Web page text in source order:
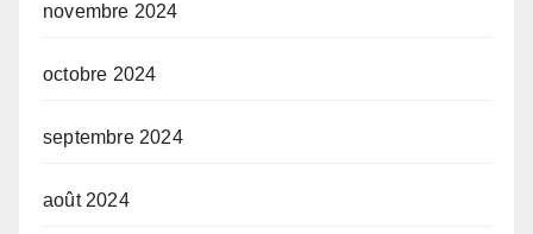
novembre 2024
octobre 2024
septembre 2024
août 2024